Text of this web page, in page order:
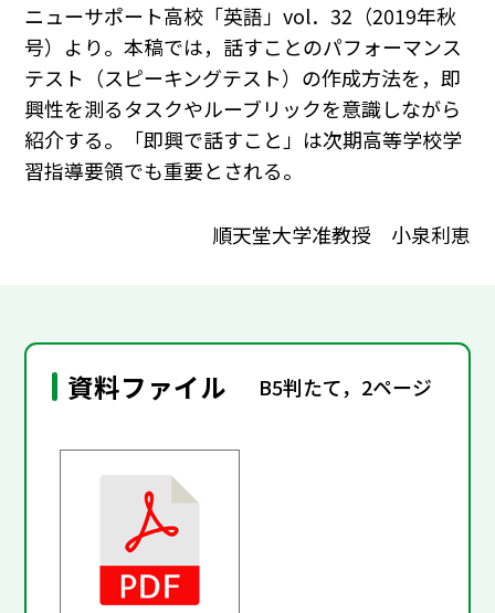
ニューサポート高校「英語」vol．32（2019年秋
号）より。本稿では，話すことのパフォーマンス
テスト（スピーキングテスト）の作成方法を，即
興性を測るタスクやルーブリックを意識しながら
紹介する。「即興で話すこと」は次期高等学校学
習指導要領でも重要とされる。
順天堂大学准教授 小泉利恵
資料ファイル B5判たて，2ページ